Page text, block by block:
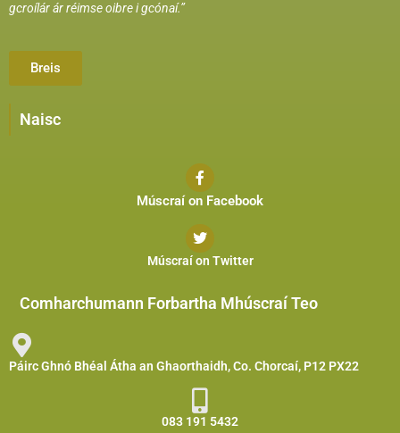
gcroílár ár réimse oibre i gcónaí.”
Breis
Naisc
Múscraí on Facebook
Múscraí on Twitter
Comharchumann Forbartha Mhúscraí Teo
Páirc Ghnó Bhéal Átha an Ghaorthaidh, Co. Chorcaí, P12 PX22
083 191 5432